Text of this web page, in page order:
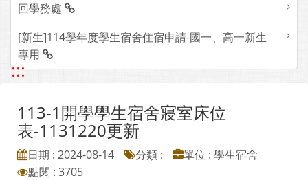
回學務處
[新生]114學年度學生宿舍住宿申請-國一、高一新生
專用
:::
113-1開學學生宿舍寢室床位
表-1131220更新
日期 : 2024-08-14 分類 :
單位 : 學生宿舍
點閱 : 3705